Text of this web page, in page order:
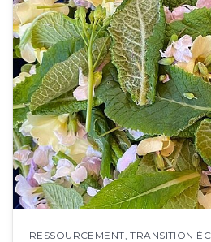
RESSOURCEMENT ,TRANSITION